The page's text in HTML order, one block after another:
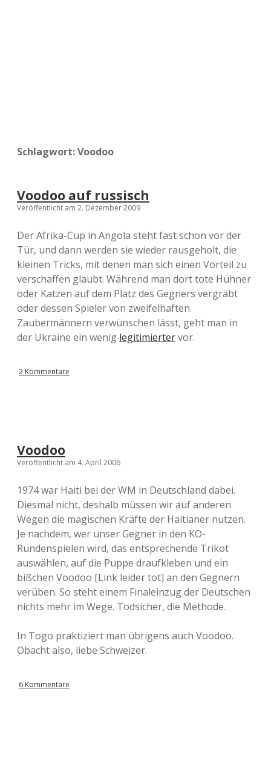
Schlagwort:Voodoo
Voodoo auf russisch
Veröffentlicht am 2. Dezember 2009
Der Afrika-Cup in Angola steht fast schon vor der
Tür, und dann werden sie wieder rausgeholt, die
kleinen Tricks, mit denen man sich einen Vorteil zu
verschaffen glaubt. Während man dort tote Hühner
oder Katzen auf dem Platz des Gegners vergräbt
oder dessen Spieler von zweifelhaften
Zaubermännern verwünschen lässt, geht man in
der Ukraine ein wenig legitimiertervor.
2 Kommentare
Voodoo
Veröffentlicht am 4. April 2006
1974 war Haiti bei der WM in Deutschland dabei.
Diesmal nicht, deshalb müssen wir auf anderen
Wegen die magischen Kräfte der Haitianer nutzen.
Je nachdem, wer unser Gegner in den KO-
Rundenspielen wird, das entsprechende Trikot
auswählen, auf die Puppe draufkleben und ein
bißchen Voodoo [Link leider tot] an den Gegnern
verüben. So steht einem Finaleinzug der Deutschen
nichts mehr im Wege. Todsicher, die Methode.
In Togo praktiziert man übrigens auch Voodoo.
Obacht also, liebe Schweizer.
6 Kommentare